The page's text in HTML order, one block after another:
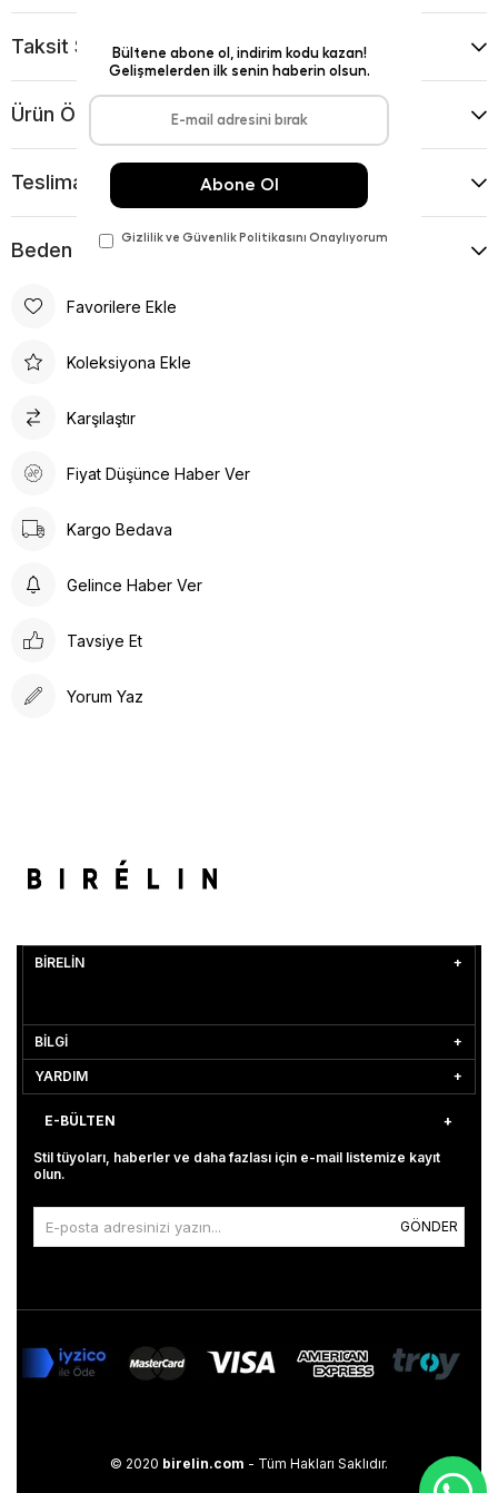
Taksit Seçenekleri
Ürün Önerileri
Teslimat Ve İade Koşulları
Beden Kılavuzu
Favorilere Ekle
Koleksiyona Ekle
Karşılaştır
Fiyat Düşünce Haber Ver
Kargo Bedava
Gelince Haber Ver
Tavsiye Et
Yorum Yaz
BİRELİN
BİLGİ
YARDIM
E-BÜLTEN
Stil tüyoları, haberler ve daha fazlası için e-mail listemize kayıt
olun.
GÖNDER
© 2020 birelin.com - Tüm Hakları Saklıdır.